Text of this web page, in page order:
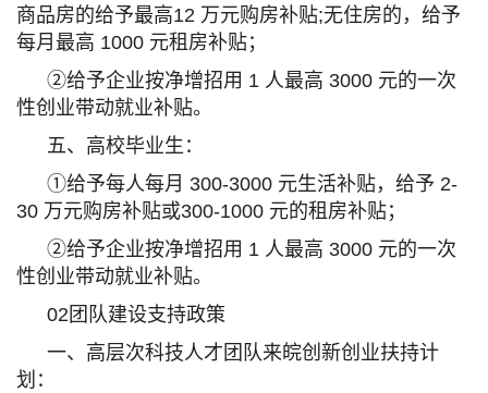
商品房的给予最高12 万元购房补贴;无住房的，给予
每月最高 1000 元租房补贴；
②给予企业按净增招用 1 人最高 3000 元的一次
性创业带动就业补贴。
五、高校毕业生：
①给予每人每月 300-3000 元生活补贴，给予 2-
30 万元购房补贴或300-1000 元的租房补贴；
②给予企业按净增招用 1 人最高 3000 元的一次
性创业带动就业补贴。
02团队建设支持政策
一、高层次科技人才团队来皖创新创业扶持计
划：